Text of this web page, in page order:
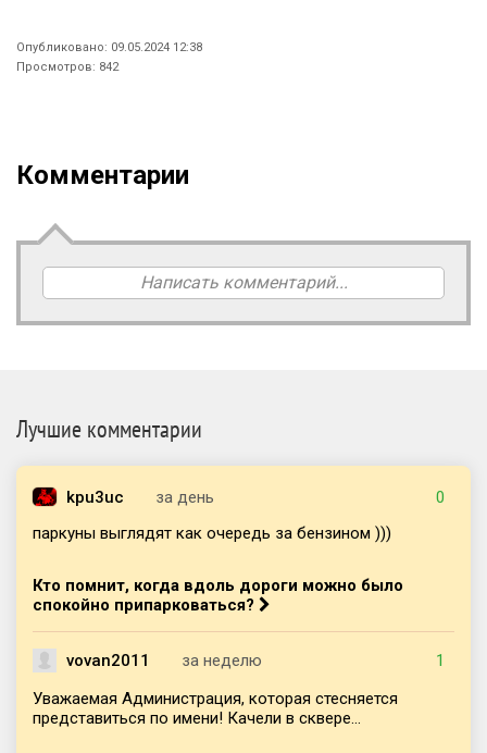
Опубликовано: 09.05.2024 12:38
Просмотров: 842
Комментарии
Написать комментарий...
Лучшие комментарии
kpu3uc за день
0
паркуны выглядят как очередь за бензином )))
Кто помнит, когда вдоль дороги можно было
спокойно припарковаться?
vovan2011 за неделю
1
Уважаемая Администрация, которая стесняется
представиться по имени! Качели в сквере...